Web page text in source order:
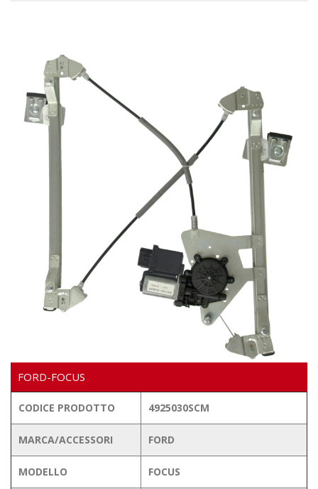
FORD-FOCUS
CODICE PRODOTTO 4925030SCM
MARCA/ACCESSORI FORD
MODELLO FOCUS